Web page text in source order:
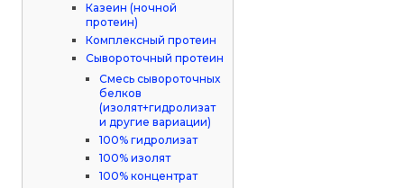
Казеин (ночной
протеин)
Комплексный протеин
Сывороточный протеин
Смесь сывороточных
белков
(изолят+гидролизат
и другие вариации)
100% гидролизат
100% изолят
100% концентрат